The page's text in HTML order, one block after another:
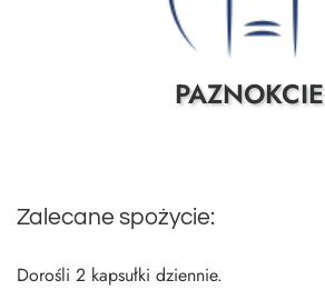
PAZNOKCIE
Zalecane spożycie:
Dorośli 2 kapsułki dziennie.